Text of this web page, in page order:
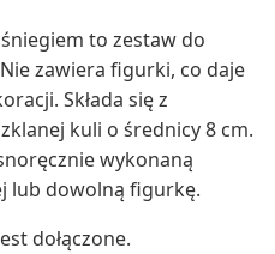
to zestaw do
zawiera figurki, co daje
Składa się z
kuli o średnicy 8 cm.
wykonaną
lub dowolną figurkę.
dołączone.